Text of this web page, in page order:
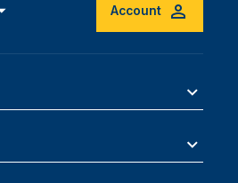
Account